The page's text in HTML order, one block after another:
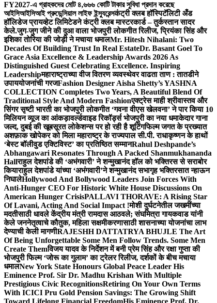
FY2027-এ গ্রাহকদের মোট ৪,৬৬৬ কোটি টাকার সুবিধা প্রদান করেছে
আইসিআইসিআই প্রুডেন্সিয়াল লাইফ ইন্স্যুরেন্সकंट्री क्लब हॉस्पिटॅलिटी अँड
हॉलिडेज प्रायव्हेट लिमिटेडने कंट्री क्लब मास्टरकार्ड – तुर्कस्तान सादर
केले.जुग-जुग जीने की दुआ वाला भोजपुरी लोकगीत रिलीज, प्रियंका सिंह और
इशिका तोरिया की जोड़ी ने मचाया धमालMr. Hitesh Nihalani: Two
Decades Of Building Trust In Real EstateDr. Basant Goel To
Grace Asia Excellence & Leadership Awards 2026 As
Distinguished Guest Celebrating Excellence. Inspiring
Leadershipमहाराष्ट्राच्या वीज वितरण व्यवस्थेवर वाढता ताण : तातडीने
उपाययोजनांची गरजFashion Designer Aisha Shetty’s YASHNA
COLLECTION Completes Two Years, A Beautiful Blend Of
Traditional Style And Modern Fashionएक्ट्रेस माही श्रीवास्तव और
सिंगर सृष्टी भारती का भोजपुरी लोकगीत ‘गवना वीएस खेलवना’ ने पार किया 10
मिलियन व्यूज का आंकड़ावर्ल्डवाइड रिकॉर्ड्स भोजपुरी का नया धमाकेदार गाना
जल्द, दुबई की खूबसूरत लोकेशन्स पर हो रही है शूटिंगफिल्म जगत के प्रख्यात
अशफ़ाक खोपेकर को मिला महाराष्ट्र के राज्यपाल सी.पी. राधाकृष्णन के हाथों
‘बेस्ट बॉलीवुड एक्टिविस्ट’ का प्रतिष्ठित सम्मानRahul Deshpande’s
Abhangawari Resonates Through A Packed Shanmukhananda
Hallराहुल देशपांडे की ‘अभंगवारी’ ने शन्मुखानंद हॉल को भक्तिरस से सराबोर
कियाराहुल देशपांडे यांच्या ‘अभंगवारी’ने शन्मुखानंद सभागृह भक्तिरसात न्हाऊन
निघालेHollywood And Bollywood Leaders Join Forces With
Anti-Hunger CEO For Historic White House Discussions On
American Hunger CrisisPALLAVI THORAVE: A Rising Star
Of Lavani, Acting And Social Impact !मोशी दुर्घटनेतील जखमींच्या
मदतीसाठी धावले केंद्रीय मंत्री रामदास आठवले; संघमित्रा गायकवाड यांनी
केले जननेतृत्वाचे कौतुक, महिला सक्षमीकरणासाठी शासनाच्या योजनांचा लाभ
देण्याची केली मागणीRAJESHH DATTATRYA BHUJLE The Art
Of Being Unforgettable Some Men Follow Trends. Some Men
Create Themविजय यादव के निर्देशन में बनी प्रेम सिंह और रक्षा गुप्ता की
भोजपुरी फिल्म ‘जोरू का गुलाम’ का ट्रेलर रिलीज, दर्शकों के बीच मचाया
धमालNew York State Honours Global Peace Leader His
Eminence Prof. Sir Dr. Madhu Krishan With Multiple
Prestigious Civic RecognitionsRetiring On Your Own Terms
With ICICI Pru Gold Pension Savings: The Growing Shift